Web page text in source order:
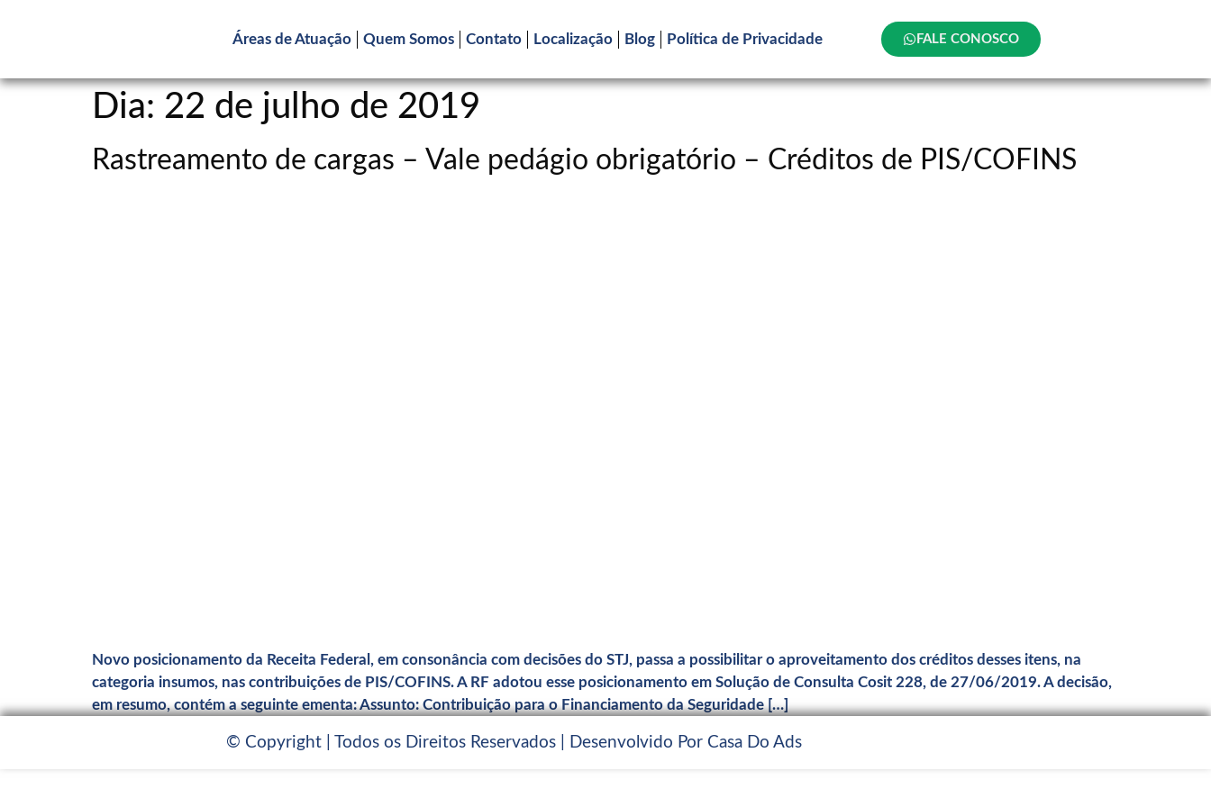
Áreas de Atuação Quem Somos Contato Localização Blog Política de Privacidade FALE CONOSCO
Dia: 22 de julho de 2019
Rastreamento de cargas – Vale pedágio obrigatório – Créditos de PIS/COFINS
Novo posicionamento da Receita Federal, em consonância com decisões do STJ, passa a possibilitar o aproveitamento dos créditos desses itens, na
categoria insumos, nas contribuições de PIS/COFINS. A RF adotou esse posicionamento em Solução de Consulta Cosit 228, de 27/06/2019. A decisão,
em resumo, contém a seguinte ementa: Assunto: Contribuição para o Financiamento da Seguridade […]
© Copyright | Todos os Direitos Reservados | Desenvolvido Por Casa Do Ads